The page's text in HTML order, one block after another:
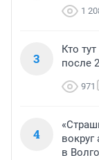
1
3
Кто
после
971
4
в